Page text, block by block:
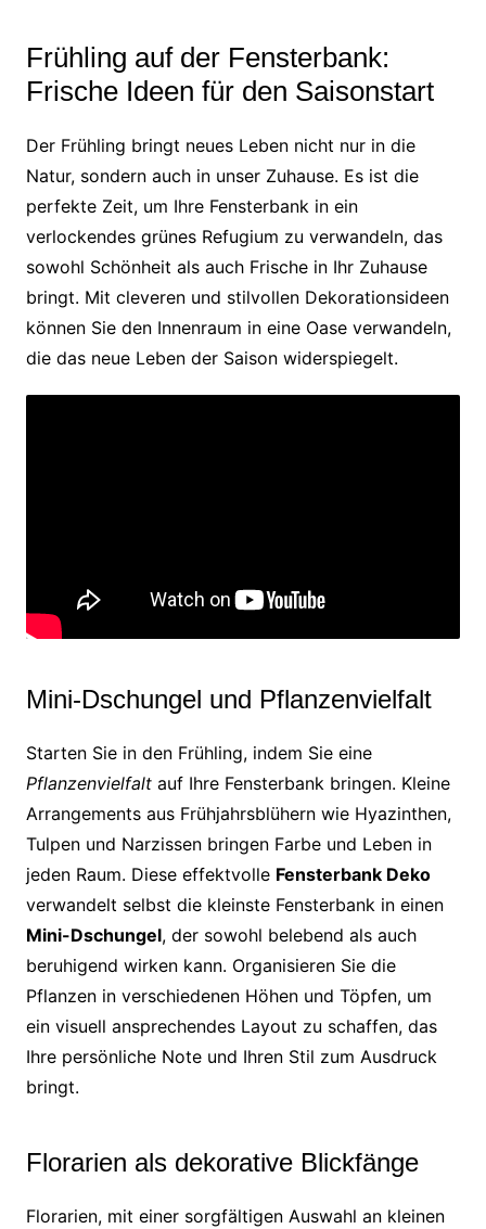
Frühling auf der Fensterbank:
Frische Ideen für den Saisonstart
Der Frühling bringt neues Leben nicht nur in die
Natur, sondern auch in unser Zuhause. Es ist die
perfekte Zeit, um Ihre Fensterbank in ein
verlockendes grünes Refugium zu verwandeln, das
sowohl Schönheit als auch Frische in Ihr Zuhause
bringt. Mit cleveren und stilvollen Dekorationsideen
können Sie den Innenraum in eine Oase verwandeln,
die das neue Leben der Saison widerspiegelt.
Mini-Dschungel und Pflanzenvielfalt
Starten Sie in den Frühling, indem Sie eine
Pflanzenvielfaltauf Ihre Fensterbank bringen. Kleine
Arrangements aus Frühjahrsblühern wie Hyazinthen,
Tulpen und Narzissen bringen Farbe und Leben in
jeden Raum. Diese effektvolle Fensterbank Deko
verwandelt selbst die kleinste Fensterbank in einen
Mini-Dschungel, der sowohl belebend als auch
beruhigend wirken kann. Organisieren Sie die
Pflanzen in verschiedenen Höhen und Töpfen, um
ein visuell ansprechendes Layout zu schaffen, das
Ihre persönliche Note und Ihren Stil zum Ausdruck
bringt.
Florarien als dekorative Blickfänge
Florarien, mit einer sorgfältigen Auswahl an kleinen